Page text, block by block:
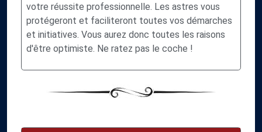
votre réussite professionnelle. Les astres vous
protégeront et faciliteront toutes vos démarches
et initiatives. Vous aurez donc toutes les raisons
d'être optimiste. Ne ratez pas le coche !